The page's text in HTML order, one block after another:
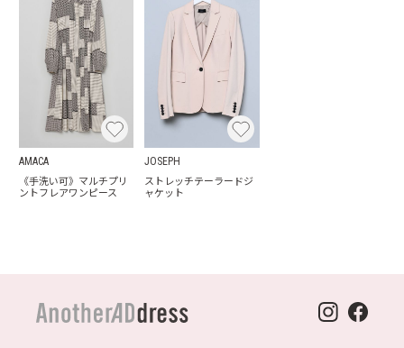
AMACA
《手洗い可》マルチプリ
ントフレアワンピース
JOSEPH
ストレッチテーラードジ
ャケット